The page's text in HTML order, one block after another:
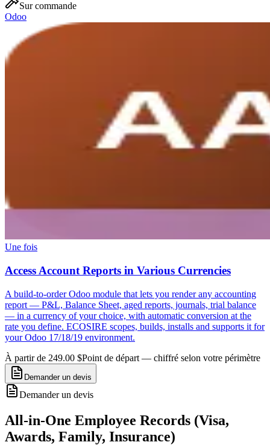
Sur commande
Odoo
Une fois
Access Account Reports in Various Currencies
A build-to-order Odoo module that lets you render any accounting
report — P&L, Balance Sheet, aged reports, journals, trial balance
— in a currency of your choice, with automatic conversion at the
rate you define. ECOSIRE scopes, builds, installs and supports it for
your Odoo 17/18/19 environment.
À partir de 249.00 $Point de départ — chiffré selon votre périmètre
Demander un devis
Demander un devis
All-in-One Employee Records (Visa,
Awards, Family, Insurance)